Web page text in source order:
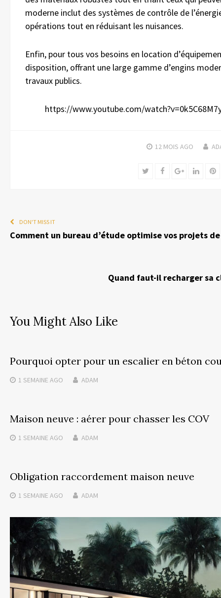
moderne inclut des systèmes de contrôle de
opérations tout en réduisant les nuisances.
Enfin, pour tous vos besoins en location
disposition, offrant une large gamme d’engins
travaux publics.
https://www.youtube.com/
12 MOIS AGO
TwitterFacebookGoogle+
DON'T MISS IT
Comment un bureau d’étude optimise vos projets
Quand faut-il recharger sa
You Might Also Like
Pourquoi opter pour un escalier en béton
1 SEMAINE AGO ADAM
Maison neuve : aérer pour chasser les COV
1 SEMAINE AGO ADAM
Obligation raccordement maison neuve
1 SEMAINE AGO ADAM